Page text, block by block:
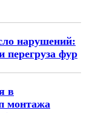
нарушений:
перегруза фур
в
монтажа